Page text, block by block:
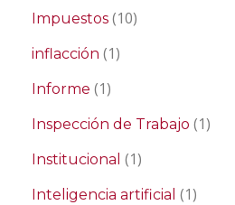
Impuestos (10)
inflacción (1)
Informe (1)
Inspección de Trabajo (1)
Institucional (1)
Inteligencia artificial (1)